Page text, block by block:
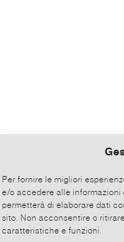
Per fornire le migliori
e/o accedere alle
permetterà di elaborare dati
sito. Non acconsentire o
caratteristiche e funzioni.